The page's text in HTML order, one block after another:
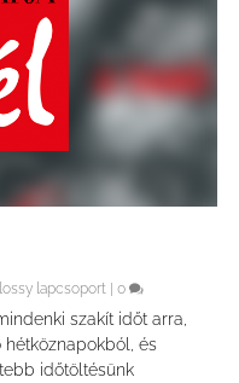
lapcsoport |0
szakít időt arra,
és
időtöltésünk